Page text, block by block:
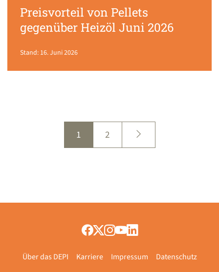
Preisvorteil von Pellets
gegenüber Heizöl Juni 2026
Stand: 16. Juni 2026
1 2
Über das DEPI Karriere Impressum
Datenschutz